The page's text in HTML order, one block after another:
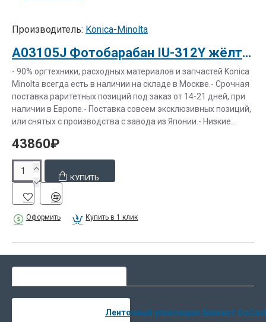
Производитель: Konica-Minolta
A03105J Фотобарабан IU-312Y жёлтый для bizhub C20/C20P/C30P/C31P на 30000 стр.
- 90% оргтехники, расходных материалов и запчастей Konica
Minolta всегда есть в наличии на складе в Москве.- Срочная
поставка раритетных позиций под заказ от 14-21 дней, при
наличии в Европе.- Поставка совсем эксклюзивных позиций,
или снятых с производства с завода из Японии.- Низкие..
43860₽
КУПИТЬ
Оформить Купить в 1 клик
Ленточный упаковщик банкнот